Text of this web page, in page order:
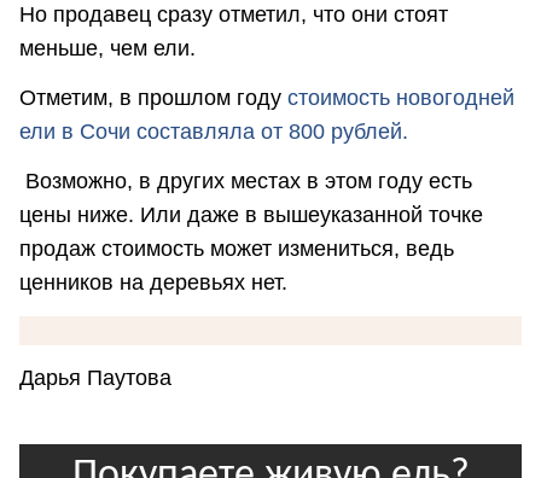
Но продавец сразу отметил, что они стоят
меньше, чем ели.
Отметим, в прошлом году стоимость новогодней
ели в Сочи составляла от 800 рублей.
Возможно, в других местах в этом году есть
цены ниже. Или даже в вышеуказанной точке
продаж стоимость может измениться, ведь
ценников на деревьях нет.
Дарья Паутова